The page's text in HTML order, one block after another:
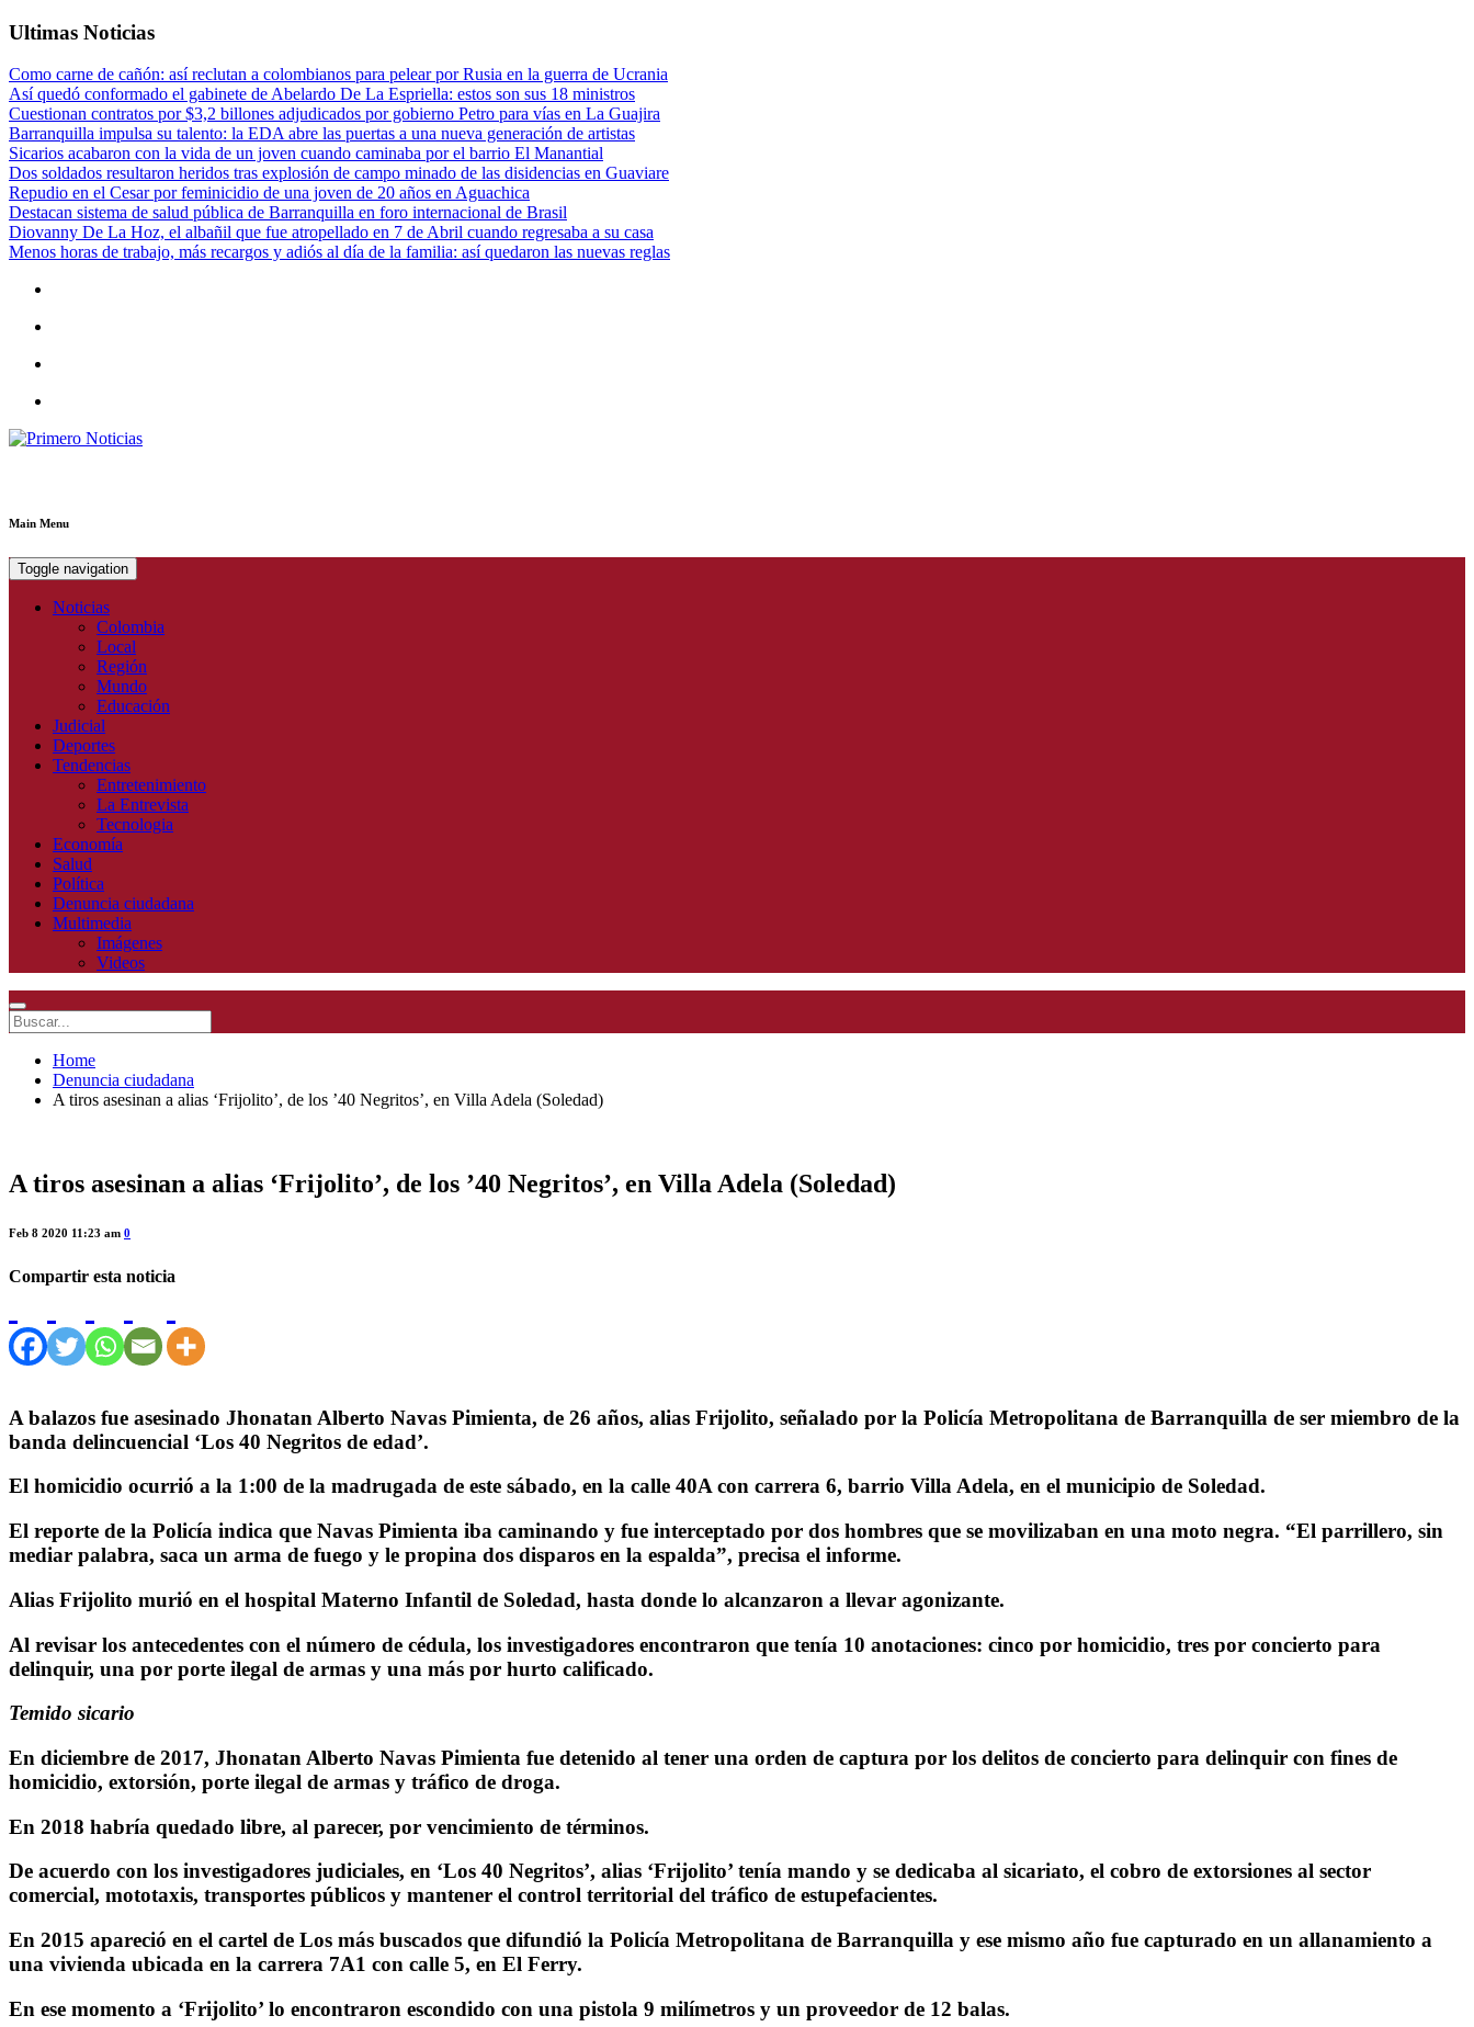
Ultimas Noticias
Como carne de cañón: así reclutan a colombianos para pelear por Rusia en la guerra de Ucrania
Así quedó conformado el gabinete de Abelardo De La Espriella: estos son sus 18 ministros
Cuestionan contratos por $3,2 billones adjudicados por gobierno Petro para vías en La Guajira
Barranquilla impulsa su talento: la EDA abre las puertas a una nueva generación de artistas
Sicarios acabaron con la vida de un joven cuando caminaba por el barrio El Manantial
Dos soldados resultaron heridos tras explosión de campo minado de las disidencias en Guaviare
Repudio en el Cesar por feminicidio de una joven de 20 años en Aguachica
Destacan sistema de salud pública de Barranquilla en foro internacional de Brasil
Diovanny De La Hoz, el albañil que fue atropellado en 7 de Abril cuando regresaba a su casa
Menos horas de trabajo, más recargos y adiós al día de la familia: así quedaron las nuevas reglas
Main Menu
Toggle navigation
Noticias
Colombia
Local
Región
Mundo
Educación
Judicial
Deportes
Tendencias
Entretenimiento
La Entrevista
Tecnologia
Economía
Salud
Política
Denuncia ciudadana
Multimedia
Imágenes
Videos
Home
Denuncia ciudadana
A tiros asesinan a alias ‘Frijolito’, de los ’40 Negritos’, en Villa Adela (Soledad)
A tiros asesinan a alias ‘Frijolito’, de los ’40 Negritos’, en Villa Adela (Soledad)
Feb 8 2020 11:23 am 0
Compartir esta noticia
A balazos fue asesinado Jhonatan Alberto Navas Pimienta, de 26 años, alias Frijolito, señalado por la Policía Metropolitana de Barranquilla de ser miembro de la
banda delincuencial ‘Los 40 Negritos de edad’.
El homicidio ocurrió a la 1:00 de la madrugada de este sábado, en la calle 40A con carrera 6, barrio Villa Adela, en el municipio de Soledad.
El reporte de la Policía indica que Navas Pimienta iba caminando y fue interceptado por dos hombres que se movilizaban en una moto negra. “El parrillero, sin
mediar palabra, saca un arma de fuego y le propina dos disparos en la espalda”, precisa el informe.
Alias Frijolito murió en el hospital Materno Infantil de Soledad, hasta donde lo alcanzaron a llevar agonizante.
Al revisar los antecedentes con el número de cédula, los investigadores encontraron que tenía 10 anotaciones: cinco por homicidio, tres por concierto para
delinquir, una por porte ilegal de armas y una más por hurto calificado.
Temido sicario
En diciembre de 2017, Jhonatan Alberto Navas Pimienta fue detenido al tener una orden de captura por los delitos de concierto para delinquir con fines de
homicidio, extorsión, porte ilegal de armas y tráfico de droga.
En 2018 habría quedado libre, al parecer, por vencimiento de términos.
De acuerdo con los investigadores judiciales, en ‘Los 40 Negritos’, alias ‘Frijolito’ tenía mando y se dedicaba al sicariato, el cobro de extorsiones al sector
comercial, mototaxis, transportes públicos y mantener el control territorial del tráfico de estupefacientes.
En 2015 apareció en el cartel de Los más buscados que difundió la Policía Metropolitana de Barranquilla y ese mismo año fue capturado en un allanamiento a
una vivienda ubicada en la carrera 7A1 con calle 5, en El Ferry.
En ese momento a ‘Frijolito’ lo encontraron escondido con una pistola 9 milímetros y un proveedor de 12 balas.